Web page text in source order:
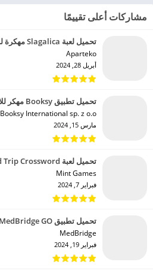
مشاركات أعلى تقييمًا
تحميل لعبة Slagalica مهكرة للاندرويد 2024
Aparteko‏
أبريل 28, 2024
تحميل تطبيق Booksy مهكر للاندرويد 2024
Booksy International sp. z o.o.‏
مارس 15, 2024
تحميل لعبة Word Trip Crossword مهكرة للاندرويد 2024
Mint Games‏
فبراير 7, 2024
تحميل تطبيق MedBridge GO مهكر للاندرويد 2024
MedBridge‏
فبراير 19, 2024